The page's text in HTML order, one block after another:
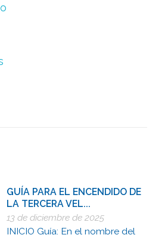
GUÍA PARA EL ENCENDIDO DE
LA TERCERA VEL...
13 de diciembre de 2025
INICIO Guía: En el nombre del